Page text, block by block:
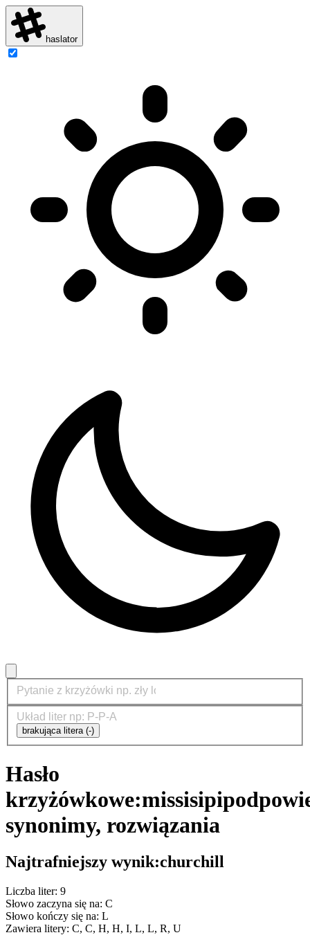
haslator
brakująca litera (-)
Hasło
krzyżówkowe:missisipi
synonimy, rozwiązania
Najtrafniejszy wynik:churchill
Liczba liter: 9
Słowo zaczyna się na: C
Słowo kończy się na: L
Zawiera litery: C, C, H, H, I, L, L, R, U